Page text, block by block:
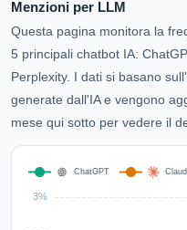
Menzioni per LLM
Questa pagina monitora la
5 principali chatbot IA:
Perplexity. I dati si basano
generate dall'IA e vengono
mese qui sotto per vedere il